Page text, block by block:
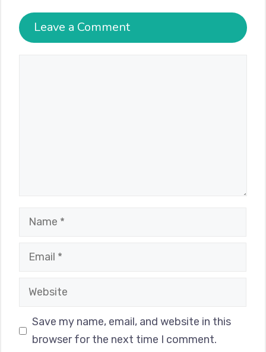
Leave a Comment
Name
Email
Website
Save my name, email, and website in this
browser for the next time I comment.